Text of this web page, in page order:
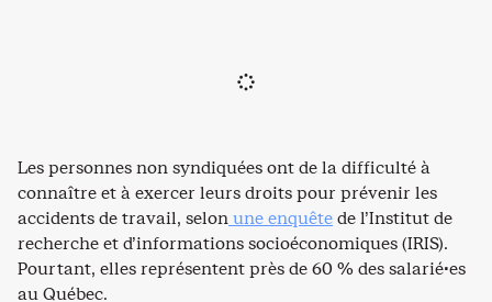
Les personnes non syndiquées ont de la difficulté à
connaître et à exercer leurs droits pour prévenir les
accidents de travail, selonune enquêtede l’Institut de
recherche et d’informations socioéconomiques (IRIS).
Pourtant, elles représentent près de 60 % des salarié·es
au Québec.